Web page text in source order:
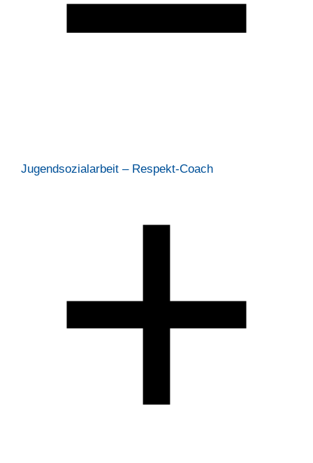
Jugendsozialarbeit – Respekt-Coach